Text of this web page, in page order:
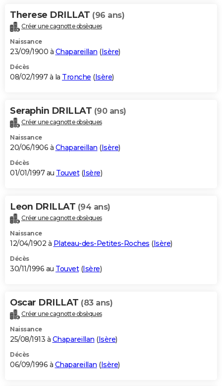
Therese DRILLAT (96 ans)
Créer une cagnotte obsèques
Naissance
23/09/1900 à Chapareillan (Isère)
Décès
08/02/1997 à la Tronche (Isère)
Seraphin DRILLAT (90 ans)
Créer une cagnotte obsèques
Naissance
20/06/1906 à Chapareillan (Isère)
Décès
01/01/1997 au Touvet(Isère)
Leon DRILLAT (94 ans)
Créer une cagnotte obsèques
Naissance
12/04/1902 à Plateau-des-Petites-Roches (Isère)
Décès
30/11/1996 au Touvet(Isère)
Oscar DRILLAT (83 ans)
Créer une cagnotte obsèques
Naissance
25/08/1913 à Chapareillan (Isère)
Décès
06/09/1996 à Chapareillan (Isère)